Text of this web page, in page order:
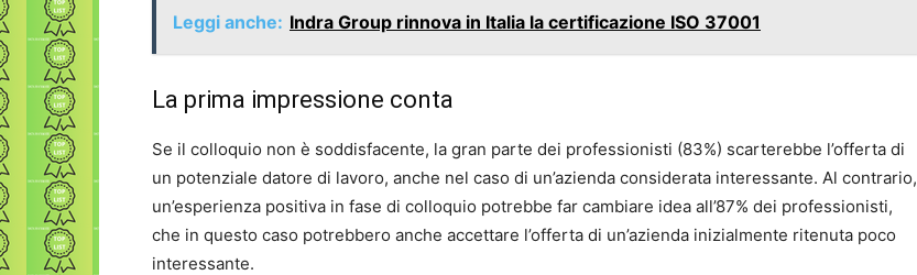
Leggi anche: Indra Group rinnova in Italia la certificazione ISO 37001
La prima impressione conta
Se il colloquio non è soddisfacente, la gran parte dei professionisti (83%) scarterebbe l’offerta di
un potenziale datore di lavoro, anche nel caso di un’azienda considerata interessante. Al contrario,
un’esperienza positiva in fase di colloquio potrebbe far cambiare idea all’87% dei professionisti,
che in questo caso potrebbero anche accettare l’offerta di un’azienda inizialmente ritenuta poco
interessante.